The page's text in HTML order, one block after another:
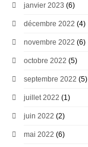
janvier 2023 (6)
décembre 2022 (4)
novembre 2022 (6)
octobre 2022 (5)
septembre 2022 (5)
juillet 2022 (1)
juin 2022 (2)
mai 2022 (6)